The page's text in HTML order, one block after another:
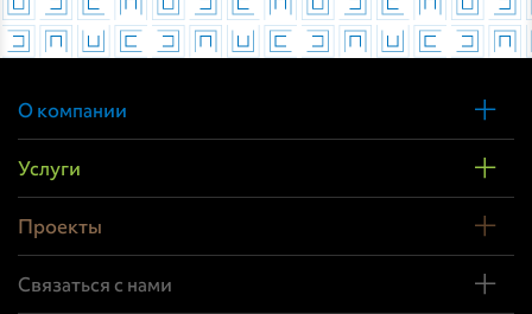
О компании
Услуги
Проекты
Связаться с нами